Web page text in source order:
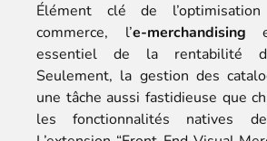
Élément clé de
commerce, l’e-merchandising
essentiel de la rentabilité
Seulement, la gestion des
une tâche aussi fastidieuse que
les fonctionnalités natives